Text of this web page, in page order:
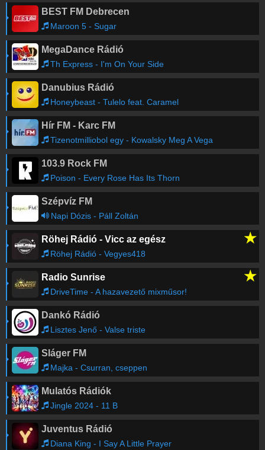
BEST FM Debrecen
Maroon 5 - Sugar
MegaDance Rádió
Th Express - I'm On Your Side
Danubius Rádió
Honeybeast - Tulelo feat. Caramel
Hír FM - Karc FM
Tizenotmilliobol egy - Kowalsky Meg A Vega
103.9 Rock FM
Poison - Every Rose Has Its Thorn
Szépvíz FM
Napi Dózis - Páll Zoltán
Röhej Rádió - Vicc az egész ★
Röhej Rádió - Vegyes418
Radio Sunrise ★
DriveTime - A hazavezető mixműsor!
Dankó Rádió
Lisztes Jenő - Valse triste
Sláger FM
Majka - Csurran, cseppen
Mulatós Rádiók
Jingle 2024 - 11 B
Juventus Rádió
Diana King - I Say A Little Prayer